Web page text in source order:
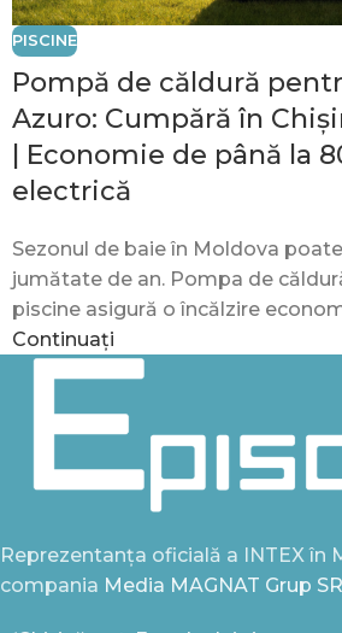
PISCINE
Pompă de căldură
Azuro: Cumpără în
| Economie de până la
electrică
Sezonul de baie în Moldova
jumătate de an. Pompa de
piscine asigură o încălzire
Continuați
Reprezentanța oficială a INTEX în
compania Media MAGNAT Grup